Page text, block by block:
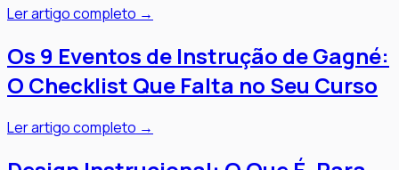
Ler artigo completo →
Os 9 Eventos de Instrução de Gagné:
O Checklist Que Falta no Seu Curso
Ler artigo completo →